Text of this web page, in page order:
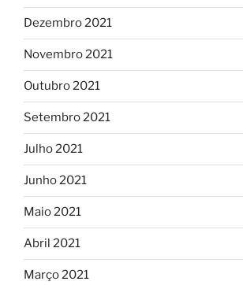
Dezembro 2021
Novembro 2021
Outubro 2021
Setembro 2021
Julho 2021
Junho 2021
Maio 2021
Abril 2021
Março 2021